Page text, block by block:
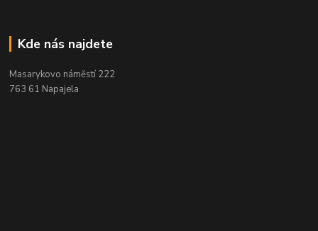
Kde nás najdete
Masarykovo náměstí 222
763 61 Napajela